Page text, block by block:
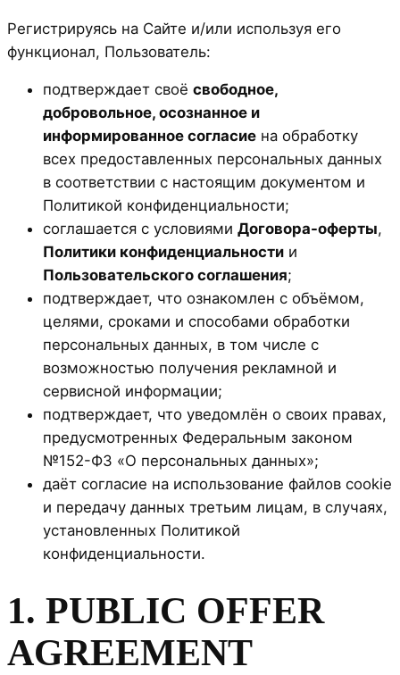
Регистрируясь на Сайте и/или используя его
функционал, Пользователь:
подтверждает своё свободное,
добровольное, осознанное и
информированное согласие на обработку
всех предоставленных персональных данных
в соответствии с настоящим документом и
Политикой конфиденциальности;
соглашается с условиями Договора-оферты,
Политики конфиденциальности и
Пользовательского соглашения;
подтверждает, что ознакомлен с объёмом,
целями, сроками и способами обработки
персональных данных, в том числе с
возможностью получения рекламной и
сервисной информации;
подтверждает, что уведомлён о своих правах,
предусмотренных Федеральным законом
№152-ФЗ «О персональных данных»;
даёт согласие на использование файлов cookie
и передачу данных третьим лицам, в случаях,
установленных Политикой
конфиденциальности.
1. PUBLIC OFFER
AGREEMENT